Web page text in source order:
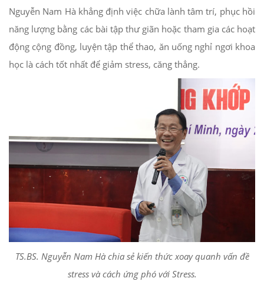
Nguyễn Nam Hà khẳng định việc chữa lành tâm trí, phục hồi
năng lượng bằng các bài tập thư giãn hoặc tham gia các hoạt
động cộng đồng, luyện tập thể thao, ăn uống nghỉ ngơi khoa
học là cách tốt nhất để giảm stress, căng thẳng.
TS.BS. Nguyễn Nam Hàchia sẻ kiến thức xoay quanh vấn đề
stress và cách ứng phó với Stress.